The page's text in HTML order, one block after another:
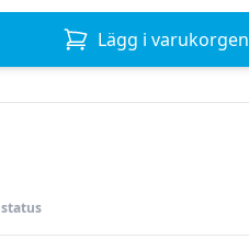
Lägg i varukorgen